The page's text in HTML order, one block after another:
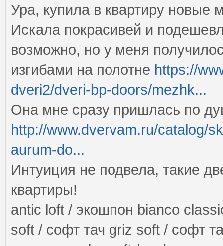
Ура, купила в квартиру новые
Искала покрасивей и
возможно, но у меня
изгибами на полотне https://
dveri2/dveri-bp-doors/mezhk...
Она мне сразу пришлась по
http://www.dvervam.ru/catalog/
aurum-do...
Интуиция не подвела, такие
квартиры!
antic loft / экошпон bianco
soft / софт тач griz soft / софт